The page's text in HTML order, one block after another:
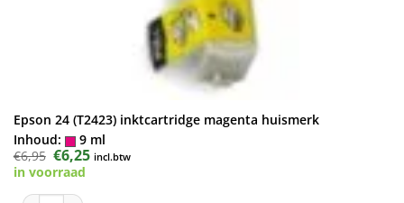
Epson 24 (T2423) inktcartridge magenta huismerk
Inhoud:
9 ml
€6,95 Oorspronkelijke
prijs
was:
€6,25Huidige
prijs
incl.btw
in voorraad